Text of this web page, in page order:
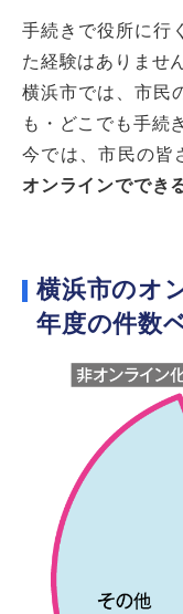
手続きで役所に行
た経験はありませ
横浜市では、市民
も・どこでも手続
今では、市民の皆
オンラインででき
横浜市のオ
年度の件数